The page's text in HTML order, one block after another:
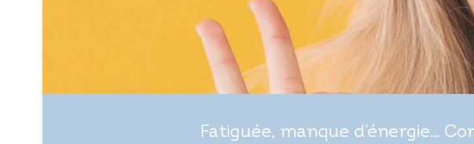
Fatiguée, manque d’énergie…